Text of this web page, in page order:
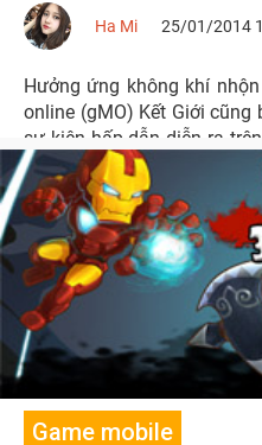
Ha Mi 25/01/2014
Hưởng ứng không khí
online (gMO) Kết Giới cũng
sự kiện hấp dẫn diễn ra
đến Fanpage, Diễn đàn.
Game mobile